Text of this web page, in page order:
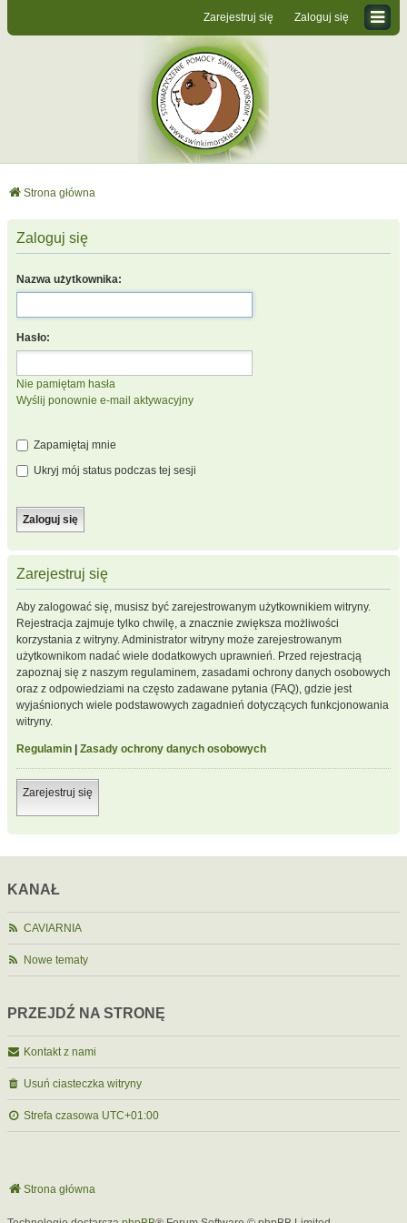
Zaloguj się
Zarejestruj się
Strona główna
Zaloguj się
Nazwa użytkownika:
Hasło:
Nie pamiętam hasła
Wyślij ponownie e-mail aktywacyjny
Zapamiętaj mnie
Ukryj mój status podczas tej sesji
Zarejestruj się
Aby zalogować się, musisz być zarejestrowanym użytkownikiem witryny.
Rejestracja zajmuje tylko chwilę, a znacznie zwiększa możliwości
korzystania z witryny. Administrator witryny może zarejestrowanym
użytkownikom nadać wiele dodatkowych uprawnień. Przed rejestracją
zapoznaj się z naszym regulaminem, zasadami ochrony danych osobowych
oraz z odpowiedziami na często zadawane pytania (FAQ), gdzie jest
wyjaśnionych wiele podstawowych zagadnień dotyczących funkcjonowania
witryny.
Regulamin Zasady ochrony danych osobowych
Zarejestruj się
KANAŁ
CAVIARNIA
Nowe tematy
PRZEJDŹ NA STRONĘ
Kontakt z nami
Usuń ciasteczka witryny
Strefa czasowa UTC+01:00
Strona główna